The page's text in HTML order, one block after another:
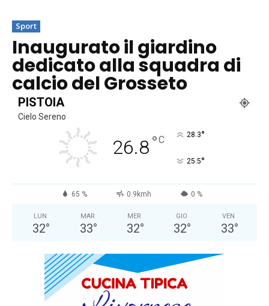
Sport
Inaugurato il giardino
dedicato alla squadra di
calcio del Grosseto
PISTOIA
Cielo Sereno
26.8°C 28.3°
25.5°
65 % 0.9kmh 0 %
LUN
32°
MAR
33°
MER
32°
GIO
32°
VEN
33°